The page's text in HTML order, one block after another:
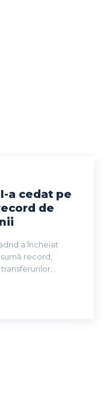
a cedat pe
de
a încheiat
record,